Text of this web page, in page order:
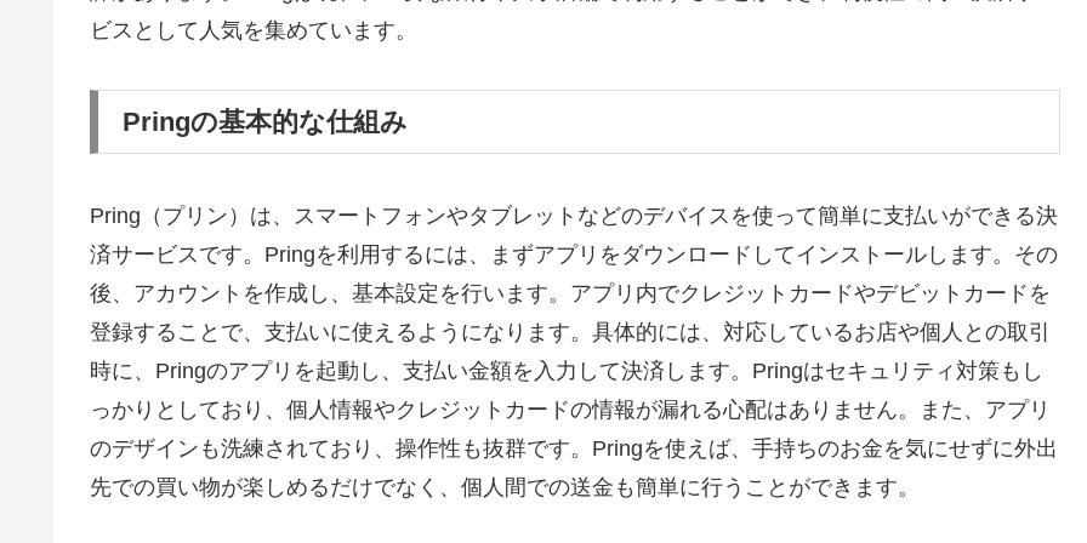
ビスとして人気を集めています。
Pringの基本的な仕組み
Pring（プリン）は、スマートフォンやタブレットなどのデバイスを使って簡単に支払いができる決
済サービスです。Pringを利用するには、まずアプリをダウンロードしてインストールします。その
後、アカウントを作成し、基本設定を行います。アプリ内でクレジットカードやデビットカードを
登録することで、支払いに使えるようになります。具体的には、対応しているお店や個人との取引
時に、Pringのアプリを起動し、支払い金額を入力して決済します。Pringはセキュリティ対策もし
っかりとしており、個人情報やクレジットカードの情報が漏れる心配はありません。また、アプリ
のデザインも洗練されており、操作性も抜群です。Pringを使えば、手持ちのお金を気にせずに外出
先での買い物が楽しめるだけでなく、個人間での送金も簡単に行うことができます。